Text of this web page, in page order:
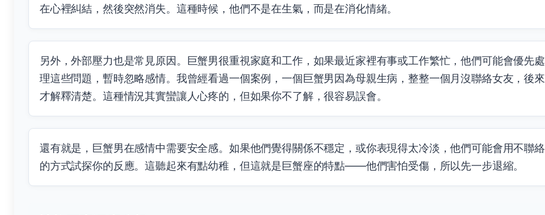
在心裡糾結，然後突然消失。這種時候，他們不是在生氣，而是在消化情緒。
另外，外部壓力也是常見原因。巨蟹男很重視家庭和工作，如果最近家裡有事或工作繁忙，他們可能會優先處
理這些問題，暫時忽略感情。我曾經看過一個案例，一個巨蟹男因為母親生病，整整一個月沒聯絡女友，後來
才解釋清楚。這種情況其實蠻讓人心疼的，但如果你不了解，很容易誤會。
還有就是，巨蟹男在感情中需要安全感。如果他們覺得關係不穩定，或你表現得太冷淡，他們可能會用不聯絡
的方式試探你的反應。這聽起來有點幼稚，但這就是巨蟹座的特點——他們害怕受傷，所以先一步退縮。